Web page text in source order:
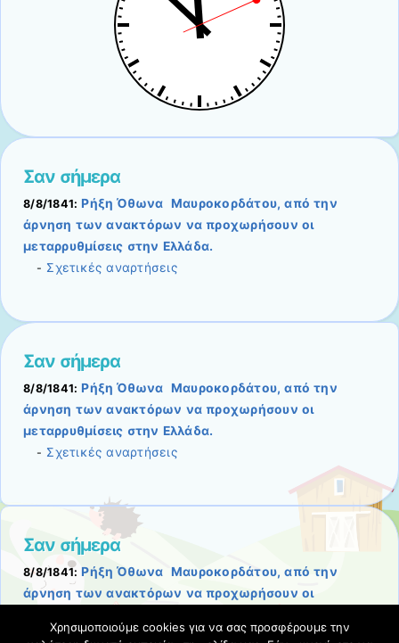
Σαν σήμερα
8/8/1841: Ρήξη Όθωνα  Μαυροκορδάτου, από την
άρνηση των ανακτόρων να προχωρήσουν οι
μεταρρυθμίσεις στην Ελλάδα.
- Σχετικές αναρτήσεις
Σαν σήμερα
8/8/1841: Ρήξη Όθωνα  Μαυροκορδάτου, από την
άρνηση των ανακτόρων να προχωρήσουν οι
μεταρρυθμίσεις στην Ελλάδα.
- Σχετικές αναρτήσεις
Σαν σήμερα
8/8/1841: Ρήξη Όθωνα  Μαυροκορδάτου, από την
άρνηση των ανακτόρων να προχωρήσουν οι
Σχετικές αναρτήσεις
Χρησιμοποιούμε cookies για να σας προσφέρουμε την